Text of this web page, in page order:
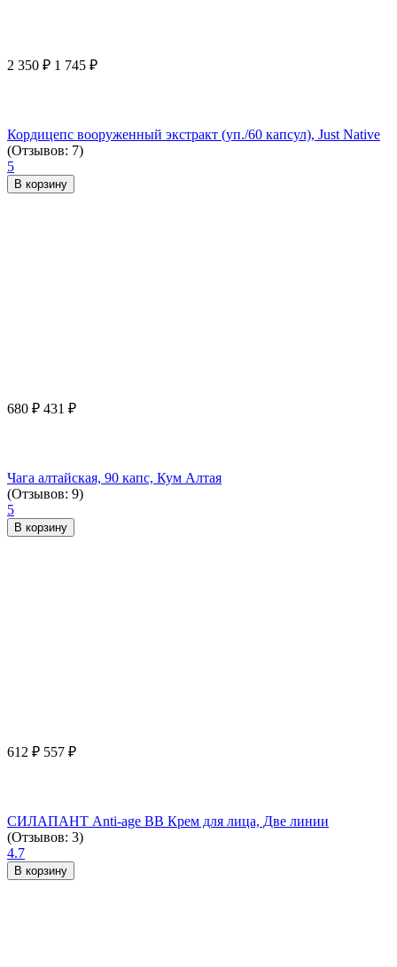
2 350 ₽ 1 745 ₽
Кордицепс вооруженный экстракт (уп./60 капсул), Just Native
(Отзывов: 7)
5
В корзину
680 ₽ 431 ₽
Чага алтайская, 90 капс, Кум Алтая
(Отзывов: 9)
5
В корзину
612 ₽ 557 ₽
СИЛАПАНТ Anti-age ВВ Крем для лица, Две линии
(Отзывов: 3)
4.7
В корзину